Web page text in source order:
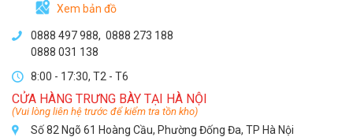
Xem bản đồ
0888 497 988, 0888 273 188
0888 031 138
8:00 - 17:30, T2 - T6
CỬA HÀNG TRƯNG BÀY TẠI HÀ NỘI
(Vui lòng liên hệ trước để kiểm tra tồn kho)
Số 82 Ngõ 61 Hoàng Cầu, Phường Đống Đa, TP Hà Nội